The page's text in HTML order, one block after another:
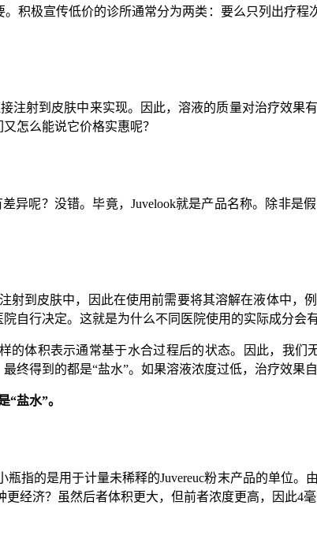
积极宣传低价的诊所通常分为两类：要么只列出疗程
注射到皮肤中来实现。因此，溶液的质量对治疗效果
怎么能说它价格实惠呢？
异呢？没错。毕竟，Juvelook就是产品名称。除非是
射到皮肤中，因此在使用前需要将其溶解在液体中，
自行决定。这就是为什么不同医院使用的实际成分会
体积表示通常基于水合过程后的状态。因此，我们
终得到的都是“盐水”。如果溶液浓度过低，治疗效果自
“盐水”。
指的是用于计量未稀释的Juvereuc粉末产品的单位
经济？虽然后者体积更大，但前者浓度更高，因此4